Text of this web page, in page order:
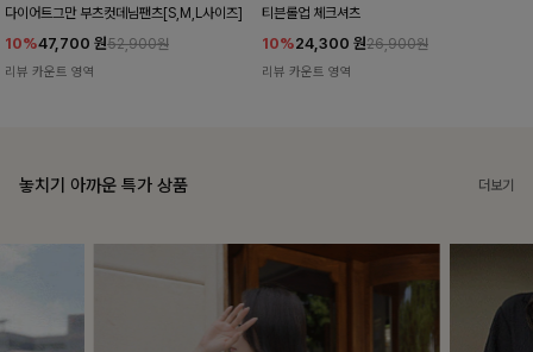
다이어트그만 부츠컷데님팬츠[S,M,L사이즈]
10%47,700 원52,900원
리뷰 카운트 영역
티븐롤업 체크셔츠
10%24,300 원26,900원
리뷰 카운트 영역
놓치기 아까운 특가 상품 더보기